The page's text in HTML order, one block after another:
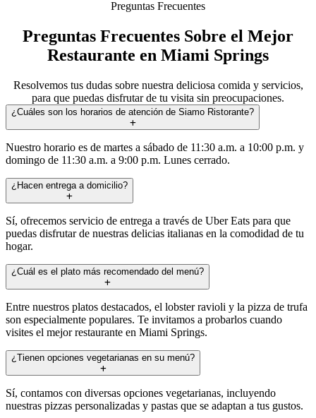
Preguntas Frecuentes
Preguntas Frecuentes Sobre el Mejor
Restaurante en Miami Springs
Resolvemos tus dudas sobre nuestra deliciosa comida y servicios,
para que puedas disfrutar de tu visita sin preocupaciones.
¿Cuáles son los horarios de atención de Siamo Ristorante?
Nuestro horario es de martes a sábado de 11:30 a.m. a 10:00 p.m. y
domingo de 11:30 a.m. a 9:00 p.m. Lunes cerrado.
¿Hacen entrega a domicilio?
Sí, ofrecemos servicio de entrega a través de Uber Eats para que
puedas disfrutar de nuestras delicias italianas en la comodidad de tu
hogar.
¿Cuál es el plato más recomendado del menú?
Entre nuestros platos destacados, el lobster ravioli y la pizza de trufa
son especialmente populares. Te invitamos a probarlos cuando
visites el mejor restaurante en Miami Springs.
¿Tienen opciones vegetarianas en su menú?
Sí, contamos con diversas opciones vegetarianas, incluyendo
nuestras pizzas personalizadas y pastas que se adaptan a tus gustos.